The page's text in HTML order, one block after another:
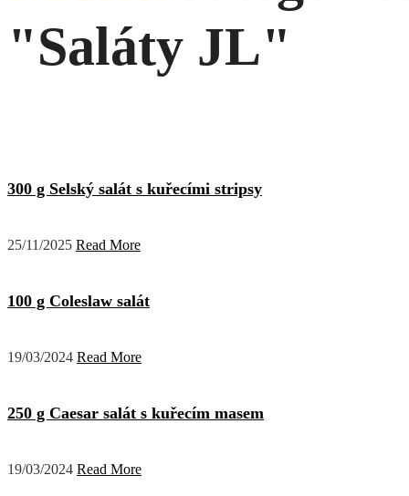
"Saláty JL"
300 g Selský salát s kuřecími stripsy
25/11/2025 Read More
100 g Coleslaw salát
19/03/2024 Read More
250 g Caesar salát s kuřecím masem
19/03/2024 Read More